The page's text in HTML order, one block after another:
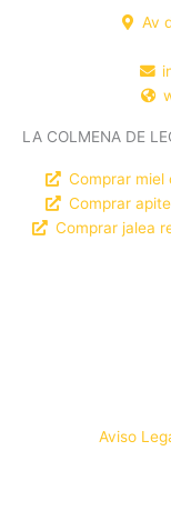
Av
LA COLMENA DE
Comprar miel
Comprar
Comprar jalea
Aviso